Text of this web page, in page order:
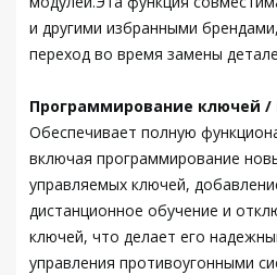
и другими избранными
переход во время замены
Программирование ключей /
Обеспечивает полную
включая программирование
управляемых ключей,
дистанционное обучение и
ключей, что делает его
управления противоугонными